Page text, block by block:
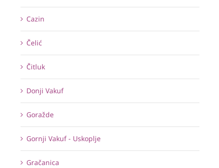
Cazin
Čelić
Čitluk
Donji Vakuf
Goražde
Gornji Vakuf - Uskoplje
Gračanica